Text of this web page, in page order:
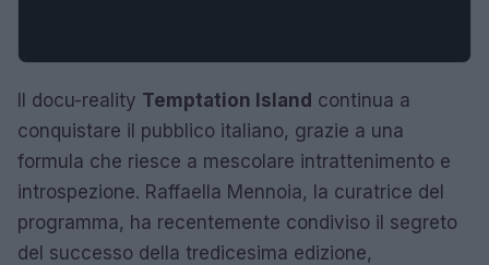
Il docu-reality Temptation Island continua a
conquistare il pubblico italiano, grazie a una
formula che riesce a mescolare intrattenimento e
introspezione. Raffaella Mennoia, la curatrice del
programma, ha recentemente condiviso il segreto
del successo della tredicesima edizione,